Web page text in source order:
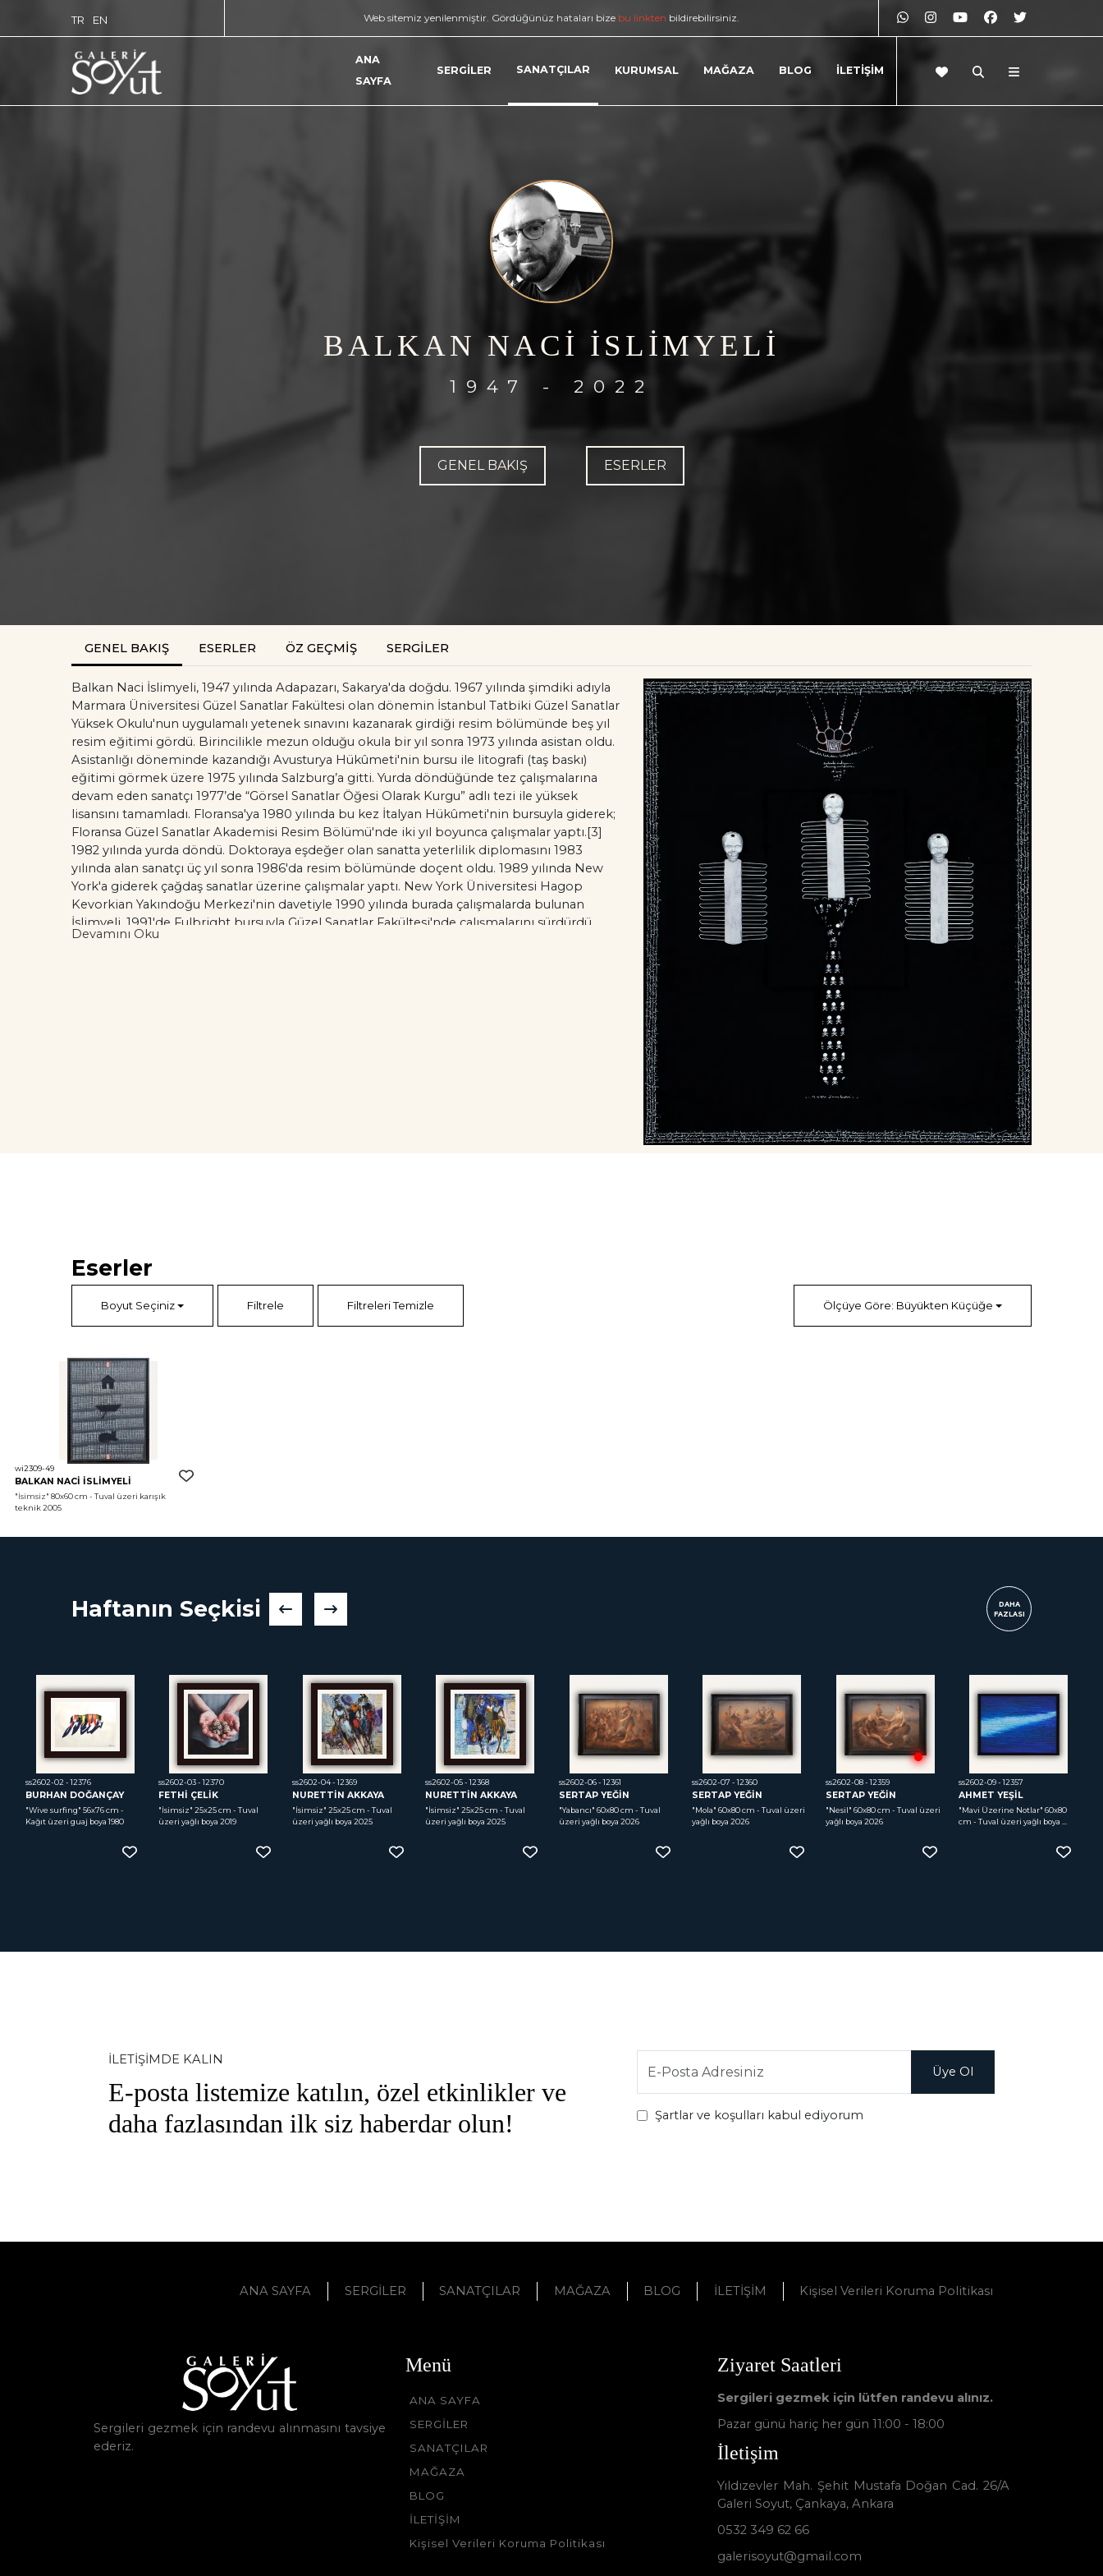
TR EN Web sitemiz yenilenmiştir. Gördüğünüz hataları bize bu linkten bildirebilirsiniz.
ANA
SAYFA
SERGİLER SANATÇILAR KURUMSAL MAĞAZA BLOG İLETİŞİM
BALKAN NACİ İSLİMYELİ
1947 - 2022
GENEL BAKIŞ ESERLER
GENEL BAKIŞ ESERLER ÖZ GEÇMİŞ SERGİLER
Balkan Naci İslimyeli, 1947 yılında Adapazarı, Sakarya'da doğdu. 1967 yılında şimdiki adıyla
Marmara Üniversitesi Güzel Sanatlar Fakültesi olan dönemin İstanbul Tatbiki Güzel Sanatlar
Yüksek Okulu'nun uygulamalı yetenek sınavını kazanarak girdiği resim bölümünde beş yıl
resim eğitimi gördü. Birincilikle mezun olduğu okula bir yıl sonra 1973 yılında asistan oldu.
Asistanlığı döneminde kazandığı Avusturya Hükûmeti'nin bursu ile litografi (taş baskı)
eğitimi görmek üzere 1975 yılında Salzburg’a gitti. Yurda döndüğünde tez çalışmalarına
devam eden sanatçı 1977’de “Görsel Sanatlar Öğesi Olarak Kurgu” adlı tezi ile yüksek
lisansını tamamladı. Floransa'ya 1980 yılında bu kez İtalyan Hükûmeti'nin bursuyla giderek;
Floransa Güzel Sanatlar Akademisi Resim Bölümü'nde iki yıl boyunca çalışmalar yaptı.[3]
1982 yılında yurda döndü. Doktoraya eşdeğer olan sanatta yeterlilik diplomasını 1983
yılında alan sanatçı üç yıl sonra 1986'da resim bölümünde doçent oldu. 1989 yılında New
York'a giderek çağdaş sanatlar üzerine çalışmalar yaptı. New York Üniversitesi Hagop
Kevorkian Yakındoğu Merkezi'nin davetiyle 1990 yılında burada çalışmalarda bulunan
İslimyeli, 1991'de Fulbright bursuyla Güzel Sanatlar Fakültesi'nde çalışmalarını sürdürdü.
Konuk sanatçı olarak davet edildiği ABD Hartford Trinity Koleji'nde çalıştı. 1996 yılında
Devamını Oku
Eserler
Boyut Seçiniz Filtrele Filtreleri Temizle Ölçüye Göre: Büyükten Küçüğe
wi2309-49
BALKAN NACİ İSLİMYELİ
"İsimsiz" 80x60 cm - Tuval üzeri karışık
teknik 2005
Haftanın Seçkisi
DAHA
FAZLASI
ss2602-02 - 12376
BURHAN DOĞANÇAY
"Wive surfing" 56x76 cm -
Kağıt üzeri guaj boya 1980
ss2602-03 - 12370
FETHİ ÇELİK
"İsimsiz" 25x25 cm - Tuval
üzeri yağlı boya 2019
ss2602-04 - 12369
NURETTİN AKKAYA
"İsimsiz" 25x25 cm - Tuval
üzeri yağlı boya 2025
ss2602-05 - 12368
NURETTİN AKKAYA
"İsimsiz" 25x25 cm - Tuval
üzeri yağlı boya 2025
ss2602-06 - 12361
SERTAP YEĞİN
"Yabancı" 60x80 cm - Tuval
üzeri yağlı boya 2026
ss2602-07 - 12360
SERTAP YEĞİN
"Mola" 60x80 cm - Tuval üzeri
yağlı boya 2026
ss2602-08 - 12359
SERTAP YEĞİN
"Nesil" 60x80 cm - Tuval üzeri
yağlı boya 2026
ss2602-09 - 12357
AHMET YEŞİL
"Mavi Üzerine Notlar" 60x80
cm - Tuval üzeri yağlı boya
İLETİŞİMDE KALIN
E-posta listemize katılın, özel etkinlikler ve
daha fazlasından ilk siz haberdar olun!
Şartlar ve koşulları kabul ediyorum
ANA SAYFA SERGİLER SANATÇILAR MAĞAZA BLOG İLETİŞİM Kişisel Verileri Koruma Politikası
Sergileri gezmek için randevu alınmasını tavsiye
ederiz.
Menü
ANA SAYFA
SERGİLER
SANATÇILAR
MAĞAZA
BLOG
İLETİŞİM
Kişisel Verileri Koruma Politikası
Ziyaret Saatleri
Sergileri gezmek için lütfen randevu alınız.
Pazar günü hariç her gün 11:00 - 18:00
İletişim
Yıldızevler Mah. Şehit Mustafa Doğan Cad. 26/A
Galeri Soyut, Çankaya, Ankara
0532 349 62 66
galerisoyut@gmail.com